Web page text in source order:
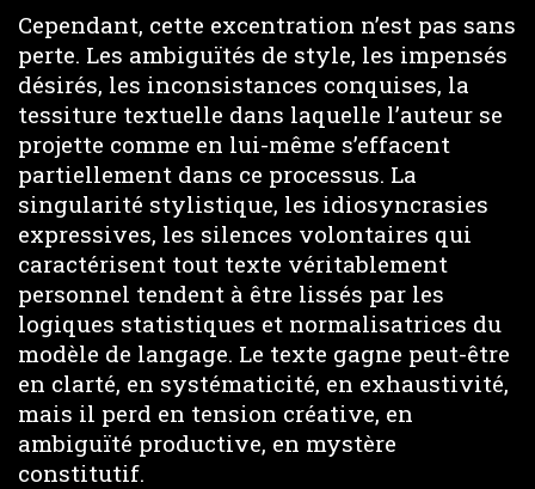
Cependant, cette excentration n’est pas sans
perte. Les ambiguïtés de style, les impensés
désirés, les inconsistances conquises, la
tessiture textuelle dans laquelle l’auteur se
projette comme en lui-même s’effacent
partiellement dans ce processus. La
singularité stylistique, les idiosyncrasies
expressives, les silences volontaires qui
caractérisent tout texte véritablement
personnel tendent à être lissés par les
logiques statistiques et normalisatrices du
modèle de langage. Le texte gagne peut-être
en clarté, en systématicité, en exhaustivité,
mais il perd en tension créative, en
ambiguïté productive, en mystère
constitutif.